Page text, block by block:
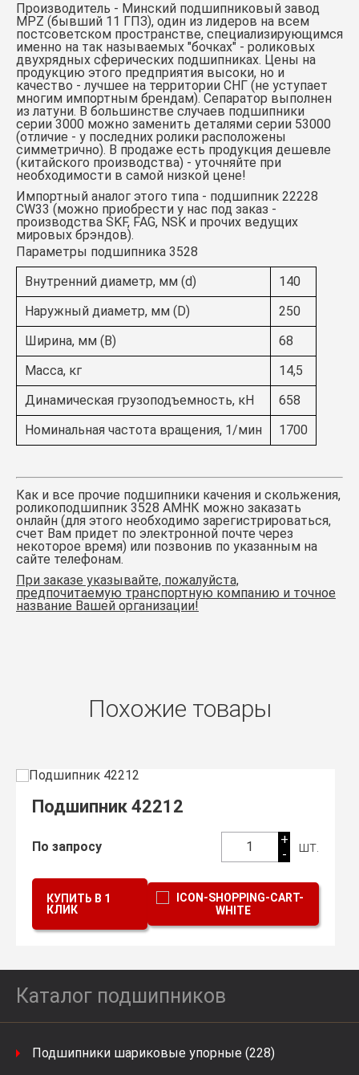
Каталог подшипников
Подшипники шариковые упорные (228)
Производитель - Минский подшипниковый завод
MPZ (бывший 11 ГПЗ), один из лидеров на всем
постсоветском пространстве, специализирующимся
именно на так называемых "бочках" - роликовых
двухрядных сферических подшипниках. Цены на
продукцию этого предприятия высоки, но и
качество - лучшее на территории СНГ (не уступает
многим импортным брендам). Сепаратор выполнен
из латуни. В большинстве случаев подшипники
серии 3000 можно заменить деталями серии 53000
(отличие - у последних ролики расположены
симметрично). В продаже есть продукция дешевле
(китайского производства) - уточняйте при
необходимости в самой низкой цене!
Импортный аналог этого типа - подшипник 22228
CW33 (можно приобрести у нас под заказ -
производства SKF, FAG, NSK и прочих ведущих
мировых брэндов).
Параметры подшипника 3528
Внутренний диаметр, мм (d)
140
Наружный диаметр, мм (D)
250
Ширина, мм (B)
68
Масса, кг
14,5
Динамическая грузоподъемность, кН
658
Номинальная частота вращения, 1/мин
1700
Как и все прочие подшипники качения и скольжения,
роликоподшипник 3528 АМНК можно заказать
онлайн (для этого необходимо зарегистрироваться,
счет Вам придет по электронной почте через
некоторое время) или позвонив по указанным на
сайте телефонам.
При заказе указывайте, пожалуйста,
предпочитаемую транспортную компанию и точное
название Вашей организации!
Похожие товары
Подшипник 42212
По запросу 1
+
-
шт.
КУПИТЬ В 1
КЛИК